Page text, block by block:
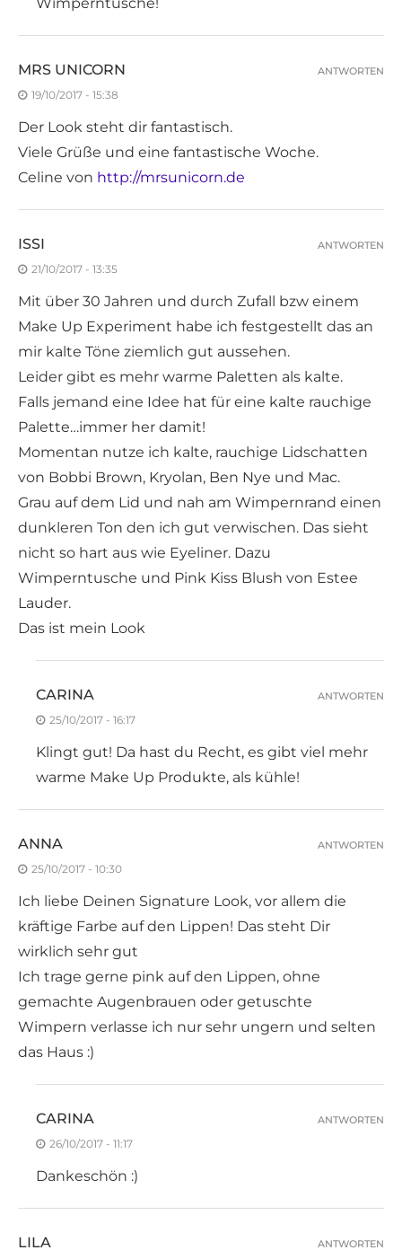
MRS UNICORN
19/10/2017 - 15:38
Der Look steht dir fantastisch.
Viele Grüße und eine fantastische Woche.
Celine von http://mrsunicorn.de
ANTWORTEN
ISSI
21/10/2017 - 13:35
Mit über 30 Jahren und durch Zufall bzw einem
Make Up Experiment habe ich festgestellt das an
mir kalte Töne ziemlich gut aussehen.
Leider gibt es mehr warme Paletten als kalte.
Falls jemand eine Idee hat für eine kalte rauchige
Palette…immer her damit!
Momentan nutze ich kalte, rauchige Lidschatten
von Bobbi Brown, Kryolan, Ben Nye und Mac.
Grau auf dem Lid und nah am Wimpernrand einen
dunkleren Ton den ich gut verwischen. Das sieht
nicht so hart aus wie Eyeliner. Dazu
Wimperntusche und Pink Kiss Blush von Estee
Lauder.
Das ist mein Look
ANTWORTEN
CARINA
25/10/2017 - 16:17
Klingt gut! Da hast du Recht, es gibt viel mehr
warme Make Up Produkte, als kühle!
ANTWORTEN
ANNA
25/10/2017 - 10:30
Ich liebe Deinen Signature Look, vor allem die
kräftige Farbe auf den Lippen! Das steht Dir
wirklich sehr gut
Ich trage gerne pink auf den Lippen, ohne
gemachte Augenbrauen oder getuschte
Wimpern verlasse ich nur sehr ungern und selten
das Haus :)
ANTWORTEN
CARINA
26/10/2017 - 11:17
Dankeschön :)
ANTWORTEN
LILA ANTWORTEN